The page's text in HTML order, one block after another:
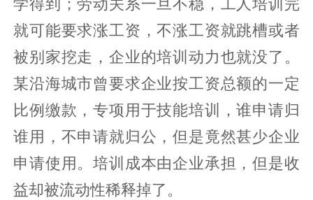
就可能要求涨工资，不涨工资就跳槽或者
被别家挖走，企业的培训动力也就没了。
某沿海城市曾要求企业按工资总额的一定
比例缴款，专项用于技能培训，谁申请归
谁用，不申请就归公，但是竟然甚少企业
申请使用。培训成本由企业承担，但是收
益却被流动性稀释掉了。